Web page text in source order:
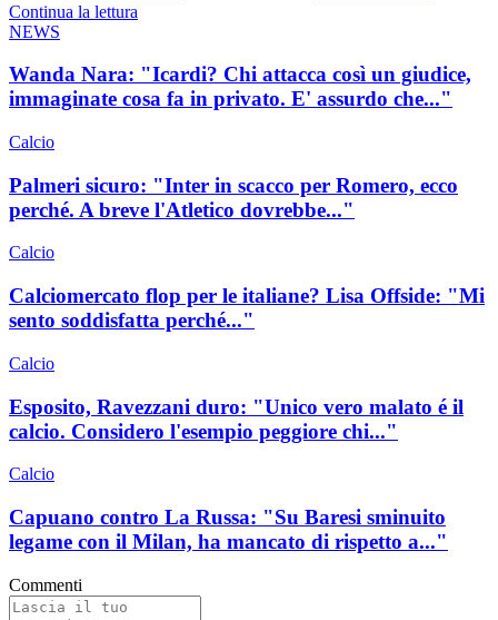
Continua la lettura
NEWS
Wanda Nara: "Icardi? Chi attacca così un giudice,
immaginate cosa fa in privato. E' assurdo che..."
Calcio
Palmeri sicuro: "Inter in scacco per Romero, ecco
perché. A breve l'Atletico dovrebbe..."
Calcio
Calciomercato flop per le italiane? Lisa Offside: "Mi
sento soddisfatta perché..."
Calcio
Esposito, Ravezzani duro: "Unico vero malato é il
calcio. Considero l'esempio peggiore chi..."
Calcio
Capuano contro La Russa: "Su Baresi sminuito
legame con il Milan, ha mancato di rispetto a..."
Commenti